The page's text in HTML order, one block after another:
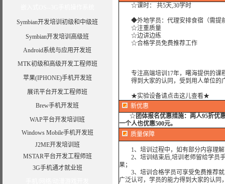
Symbian开发培训初级和中级班
Symbian开发培训高级班
Android系统与应用开发班
MTK初级和高级开发工程师班
苹果(IPHONE)手机开发班
展讯平台开发工程师班
Brew手机开发班
WAP平台开发培训班
Windows Mobile手机开发班
J2ME开发培训班
MSTAR平台开发工程师班
3G手机通才就业班
☆课时： 共5天,30学时
◆外地学员：代理安排食宿（需提
☆注重质量
☆边讲边练
☆合格学员免费推荐工作
专注高端培训17年，曙海提供的课
得到大家的认同，受到用人单位的
★实验设备请点击这儿查看★
新优惠
☆ 团体报名优惠措施： 两人95折优
一个人也优惠500元。
质量保障
1、培训过程中，如有部分内容理解
2、培训结束后,培训老师留给学员手
果；
3、培训合格学员可享受免费推荐就
广泛认可，学员的能力得到大家的认同